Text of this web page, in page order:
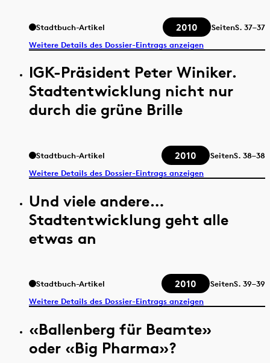
Stadtbuch-Artikel 2010 SeitenS. 37–37
Weitere Details des Dossier-Eintrags anzeigen
IGK-Präsident Peter Winiker.
Stadtentwicklung nicht nur
durch die grüne Brille
Stadtbuch-Artikel 2010 SeitenS. 38–38
Weitere Details des Dossier-Eintrags anzeigen
Und viele andere…
Stadtentwicklung geht alle
etwas an
Stadtbuch-Artikel 2010 SeitenS. 39–39
Weitere Details des Dossier-Eintrags anzeigen
«Ballenberg für Beamte»
oder «Big Pharma»?